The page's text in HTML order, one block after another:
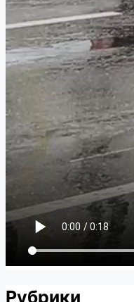
Рубрики